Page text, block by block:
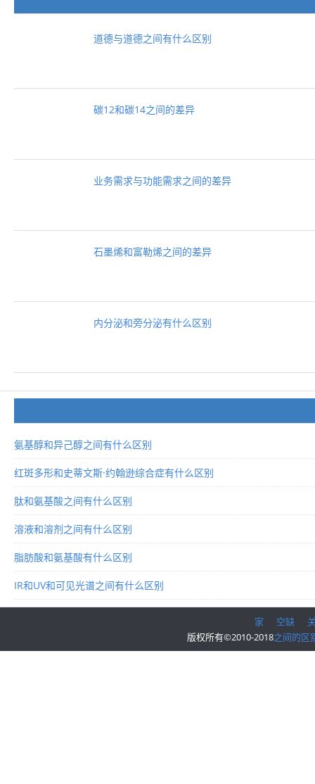
道德与道德之间有什么区别
碳12和碳14之间的差异
业务需求与功能需求之间的差异
石墨烯和富勒烯之间的差异
内分泌和旁分泌有什么区别
氨基醇和异己醇之间有什么区别
红斑多形和史蒂文斯·约翰逊综合症有什么区别
肽和氨基酸之间有什么区别
溶液和溶剂之间有什么区别
脂肪酸和氨基酸有什么区别
IR和UV和可见光谱之间有什么区别
家 空缺
版权所有©2010-2018之间的区